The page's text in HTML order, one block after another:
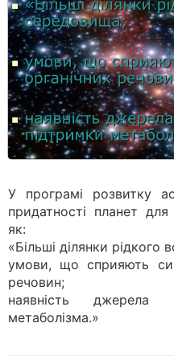
У програмі розвитку
придатності планет
як:
«Більші ділянки
умови, що сприяють
речовин;
наявність джерела
метаболізма.»